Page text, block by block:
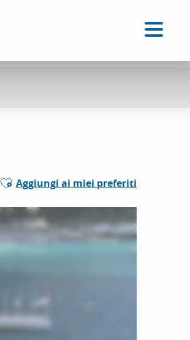
Ajouter aux favoris
Aggiungi ai miei preferiti